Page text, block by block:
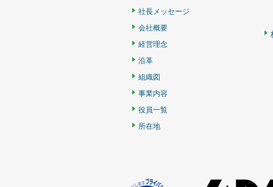
社長メッセージ
会社概要
経営理念
沿革
組織図
事業内容
役員一覧
所在地